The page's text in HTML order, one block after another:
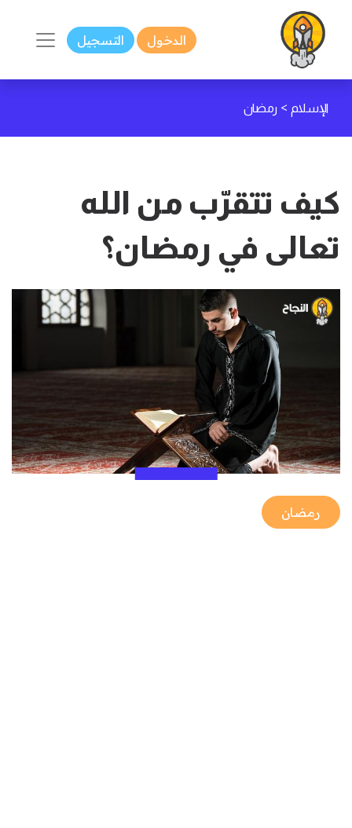
الدخول التسجيل
الإسلام > رمضان
كيف تتقرّب من الله
تعالى في رمضان؟
رمضان